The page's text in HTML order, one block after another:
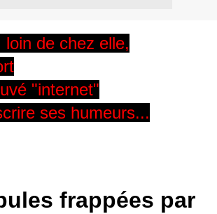
loin de chez elle,
"internet"
ses humeurs...
frappées par